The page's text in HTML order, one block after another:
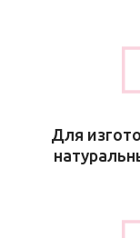
Для